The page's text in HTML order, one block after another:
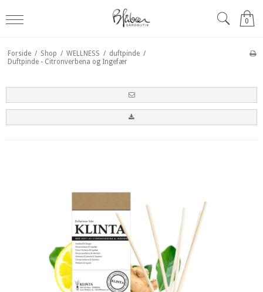
0
Forside / Shop / WELLNESS / duftpinde /
Duftpinde - Citronverbena og Ingefær